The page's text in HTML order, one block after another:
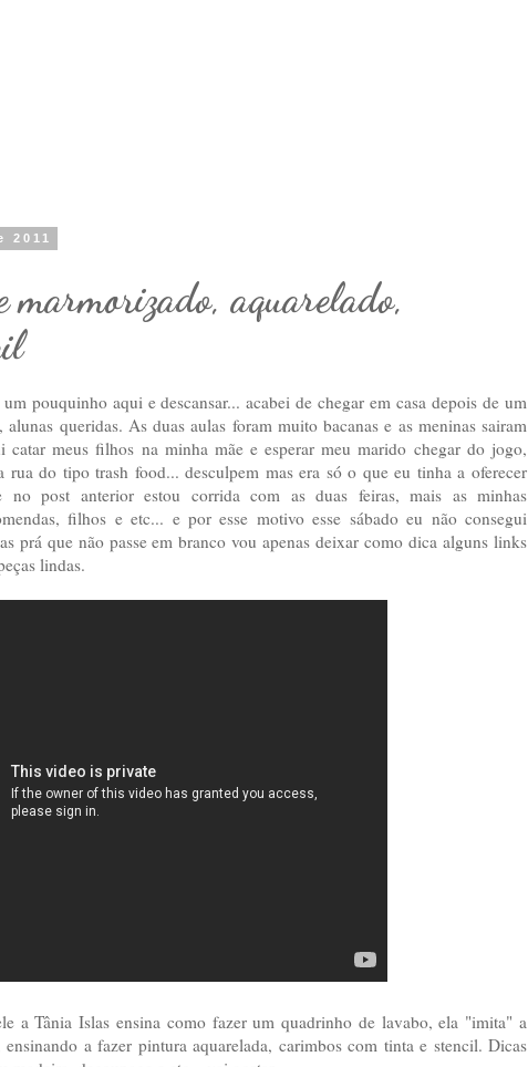
2011
aquarelado,
pouquinho aqui e descansar... acabei de chegar em casa depois de um
queridas. As duas aulas foram muito bacanas e as meninas sairam
meus filhos na minha mãe e esperar meu marido chegar do jogo,
rua do tipo trash food... desculpem mas era só o que eu tinha a oferecer
no post anterior estou corrida com as duas feiras, mais as minhas
filhos e etc... e por esse motivo esse sábado eu não consegui
prá que não passe em branco vou apenas deixar como dica alguns links
lindas.
a Tânia Islas ensina como fazer um quadrinho de lavabo, ela "imita" a
a fazer pintura aquarelada, carimbos com tinta e stencil. Dicas